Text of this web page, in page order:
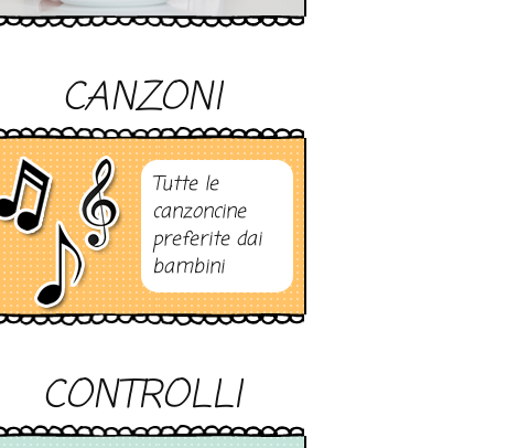
CANZONI
Tutte le
canzoncine
preferite dai
bambini
CONTROLLI